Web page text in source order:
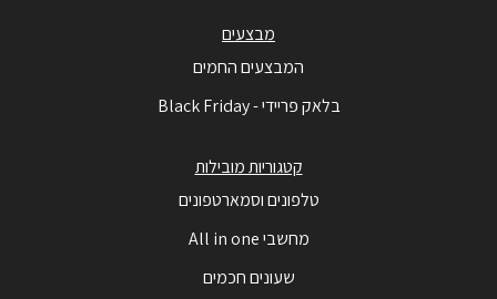
מבצעים
המבצעים החמים
בלאק פריידי - Black Friday
קטגוריות מובילות
טלפונים וסמארטפונים
מחשבי All in one
שעונים חכמים